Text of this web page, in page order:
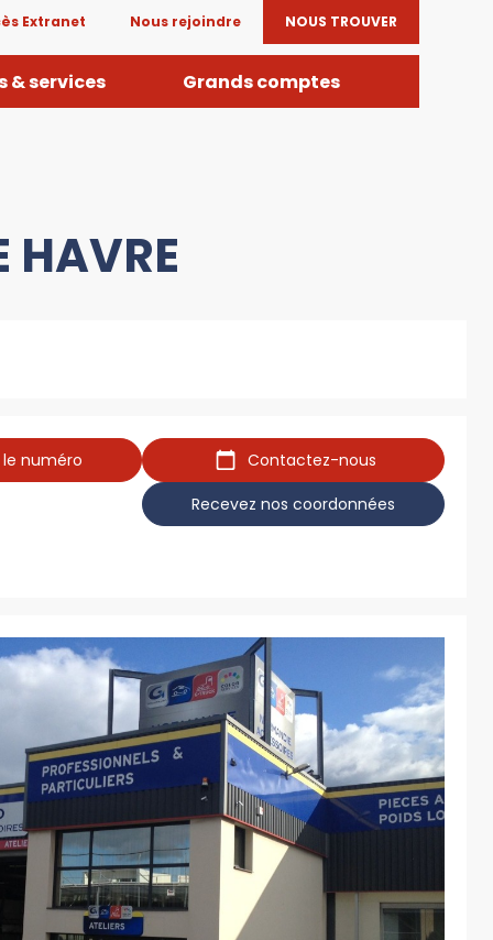
Extranet Nous rejoindre NOUS TROUVER
& services Grands comptes
numéro
Contactez-nous
Recevez nos coordonnées